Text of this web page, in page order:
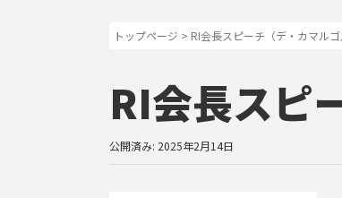
トップページ > RI会長スピーチ（デ・カマルゴ
RI会長スピ
公開済み: 2025年2月14日